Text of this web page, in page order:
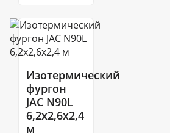
Изотермический
фургон
JAC N90L
6,2х2,6х2,4
м